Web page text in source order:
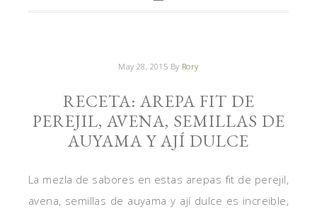
May 28, 2015 By Rory
RECETA: AREPA FIT DE
PEREJIL, AVENA, SEMILLAS DE
AUYAMA Y AJÍ DULCE
La mezla de sabores en estas arepas fit de perejil,
avena, semillas de auyama y ají dulce es increible,